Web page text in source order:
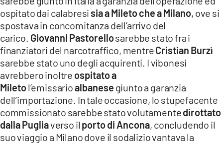
ospitato dai calabresi sia a Mileto che a Milano, ove si
spostava in concomitanza dell’arrivo del
carico. Giovanni Pastorellosarebbe stato fra i
finanziatori del narcotraffico, mentreCristian Burzì
sarebbe stato uno degli acquirenti. I vibonesi
avrebbero inoltre ospitato a
Miletol’emissarioalbanese giunto a garanzia
dell’importazione. In tale occasione, lo stupefacente
commissionato sarebbe stato volutamentedirottato
dalla Pugliaverso il porto di Ancona, concludendo il
suo viaggio a Milano dove il sodalizio vantava la